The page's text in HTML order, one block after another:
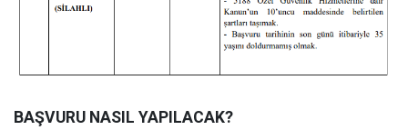
BAŞVURU NASIL YAPILACAK?